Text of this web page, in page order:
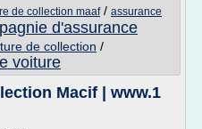
de collection maaf/ assurance
d'assurance
de collection /
voiture
Macif | www.1